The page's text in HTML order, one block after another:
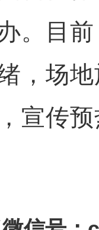
。目
，场
宣传